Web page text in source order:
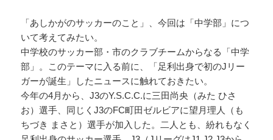
「あしかがのサッカーのこと」、今回は「中学部」につ
いて考えてみたい。
中学校のサッカー部・市のクラブチームからなる「中学
部」。このテーマに入る前に、「足利出身で初のJリー
ガーが誕生」したニュースに触れておきたい。
今年の4月から、J3のY.S.C.C.に三田尚央（みた ひさ
お）選手、同じくJ3のFC町田ゼルビアに望月理人（も
ちづき まさと）選手が加入した。二人とも、紛れもなく